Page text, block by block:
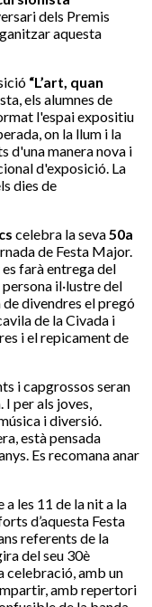
dels Premis
aquesta
“L’art, quan
els alumnes de
l'espai expositiu
on la llum i la
d'una manera nova i
d'exposició. La
dies de
celebra la seva50a
de Festa Major.
farà entrega del
il·lustre del
divendres el pregó
de la Civada i
i el repicament de
i capgrossos seran
I per als joves,
i diversió.
està pensada
Es recomana anar
a les 11 de la nit a la
d’aquesta Festa
referents de la
del seu 30è
celebració, amb un
amb repertori